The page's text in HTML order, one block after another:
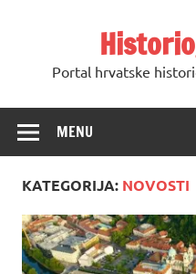
Portal hrvatske
MENU
KATEGORIJA: NOVOSTI